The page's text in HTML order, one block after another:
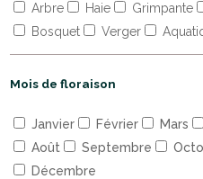
Arbre Haie Grimpante
Bosquet
Verger
Mois de floraison
Janvier Février Mars
Août
Septembre
Décembre